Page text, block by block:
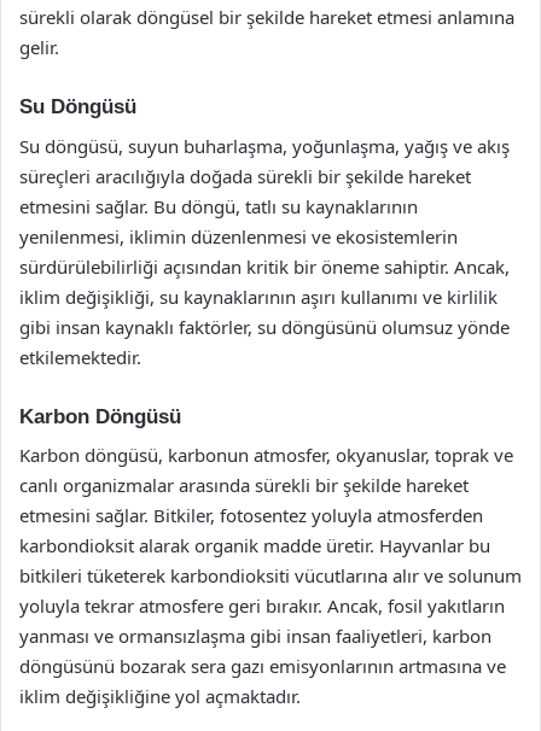
sürekli olarak döngüsel bir şekilde hareket etmesi anlamına
gelir.
Su Döngüsü
Su döngüsü, suyun buharlaşma, yoğunlaşma, yağış ve akış
süreçleri aracılığıyla doğada sürekli bir şekilde hareket
etmesini sağlar. Bu döngü, tatlı su kaynaklarının
yenilenmesi, iklimin düzenlenmesi ve ekosistemlerin
sürdürülebilirliği açısından kritik bir öneme sahiptir. Ancak,
iklim değişikliği, su kaynaklarının aşırı kullanımı ve kirlilik
gibi insan kaynaklı faktörler, su döngüsünü olumsuz yönde
etkilemektedir.
Karbon Döngüsü
Karbon döngüsü, karbonun atmosfer, okyanuslar, toprak ve
canlı organizmalar arasında sürekli bir şekilde hareket
etmesini sağlar. Bitkiler, fotosentez yoluyla atmosferden
karbondioksit alarak organik madde üretir. Hayvanlar bu
bitkileri tüketerek karbondioksiti vücutlarına alır ve solunum
yoluyla tekrar atmosfere geri bırakır. Ancak, fosil yakıtların
yanması ve ormansızlaşma gibi insan faaliyetleri, karbon
döngüsünü bozarak sera gazı emisyonlarının artmasına ve
iklim değişikliğine yol açmaktadır.